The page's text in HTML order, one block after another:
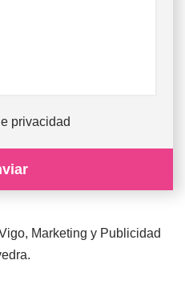
privacidad
Marketing y Publicidad